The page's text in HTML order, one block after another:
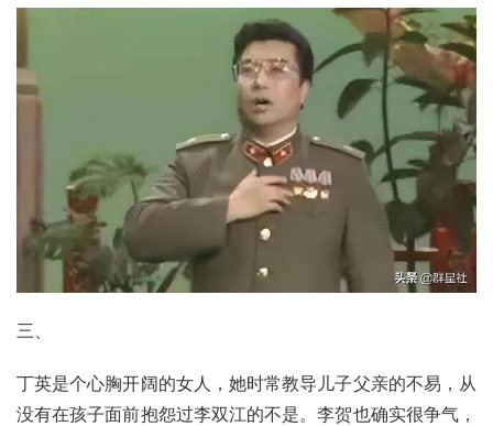
三、
丁英是个心胸开阔的女人，她时常教导儿子父亲的不易，从
没有在孩子面前抱怨过李双江的不是。李贺也确实很争气，